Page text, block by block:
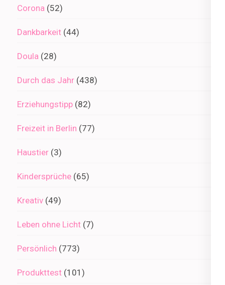
Corona (52)
Dankbarkeit (44)
Doula (28)
Durch das Jahr (438)
Erziehungstipp (82)
Freizeit in Berlin (77)
Haustier (3)
Kindersprüche (65)
Kreativ (49)
Leben ohne Licht (7)
Persönlich (773)
Produkttest (101)